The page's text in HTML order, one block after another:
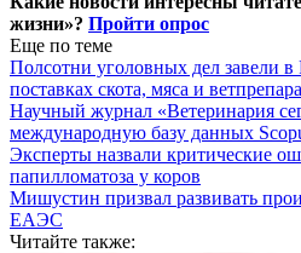
жизни»? Пройти опрос
Еще по теме
Полсотни уголовных дел завели
поставках скота, мяса и
Научный журнал «Ветеринария
международную базу данных
Эксперты назвали критические
папилломатоза у коров
Мишустин призвал развивать
ЕАЭС
Читайте также: